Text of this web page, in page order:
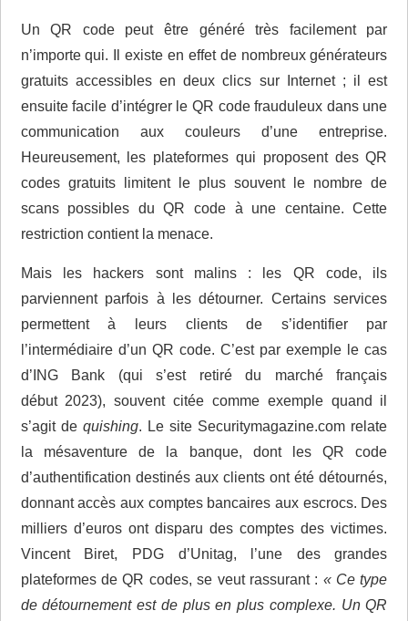
Un QR code peut être généré très facilement par
n’importe qui. Il existe en effet de nombreux générateurs
gratuits accessibles en deux clics sur Internet ; il est
ensuite facile d’intégrer le QR code frauduleux dans une
communication aux couleurs d’une entreprise.
Heureusement, les plateformes qui proposent des QR
codes gratuits limitent le plus souvent le nombre de
scans possibles du QR code à une centaine. Cette
restriction contient la menace.
Mais les hackers sont malins : les QR code, ils
parviennent parfois à les détourner. Certains services
permettent à leurs clients de s’identifier par
l’intermédiaire d’un QR code. C’est par exemple le cas
d’ING Bank (qui s’est retiré du marché français
début 2023), souvent citée comme exemple quand il
s’agit de quishing. Le site Securitymagazine.com relate
la mésaventure de la banque, dont les QR code
d’authentification destinés aux clients ont été détournés,
donnant accès aux comptes bancaires aux escrocs. Des
milliers d’euros ont disparu des comptes des victimes.
Vincent Biret, PDG d’Unitag, l’une des grandes
plateformes de QR codes, se veut rassurant : « Ce type
de détournement est de plus en plus complexe. Un QR